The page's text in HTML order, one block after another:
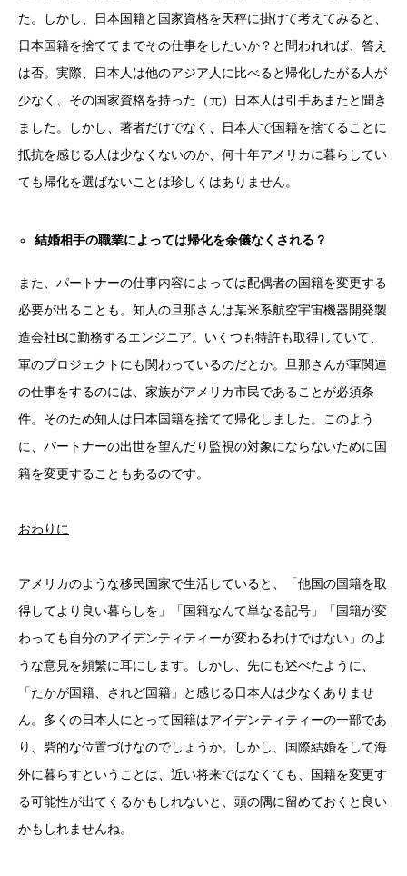
た。しかし、日本国籍と国家資格を天秤に掛けて考えてみると、
日本国籍を捨ててまでその仕事をしたいか？と問われれば、答え
は否。実際、日本人は他のアジア人に比べると帰化したがる人が
少なく、その国家資格を持った（元）日本人は引手あまたと聞き
ました。しかし、著者だけでなく、日本人で国籍を捨てることに
抵抗を感じる人は少なくないのか、何十年アメリカに暮らしてい
ても帰化を選ばないことは珍しくはありません。
結婚相手の職業によっては帰化を余儀なくされる？
また、パートナーの仕事内容によっては配偶者の国籍を変更する
必要が出ることも。知人の旦那さんは某米系航空宇宙機器開発製
造会社Bに勤務するエンジニア。いくつも特許も取得していて、
軍のプロジェクトにも関わっているのだとか。旦那さんが軍関連
の仕事をするのには、家族がアメリカ市民であることが必須条
件。そのため知人は日本国籍を捨てて帰化しました。このよう
に、パートナーの出世を望んだり監視の対象にならないために国
籍を変更することもあるのです。
おわりに
アメリカのような移民国家で生活していると、「他国の国籍を取
得してより良い暮らしを」「国籍なんて単なる記号」「国籍が変
わっても自分のアイデンティティーが変わるわけではない」のよ
うな意見を頻繁に耳にします。しかし、先にも述べたように、
「たかが国籍、されど国籍」と感じる日本人は少なくありませ
ん。多くの日本人にとって国籍はアイデンティティーの一部であ
り、砦的な位置づけなのでしょうか。しかし、国際結婚をして海
外に暮らすということは、近い将来ではなくても、国籍を変更す
る可能性が出てくるかもしれないと、頭の隅に留めておくと良い
かもしれませんね。